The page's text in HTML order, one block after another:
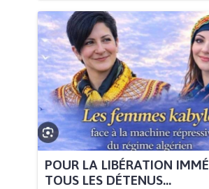
POUR LA LIBÉRATION
TOUS LES DÉTENUS...